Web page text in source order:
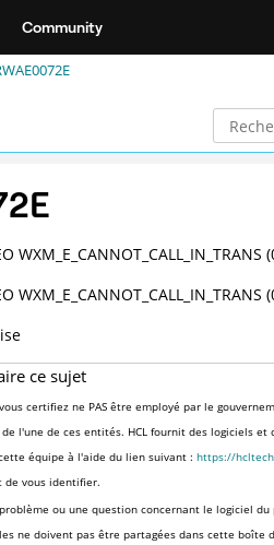
Community
ce sujet
certifiez ne PAS être employé par le
l'une de ces entités. HCL fournit des logiciels
équipe à l'aide du lien suivant :https://
vous identifier.
ou une question concernant le logiciel
ne doivent pas être partagées dans cette boîte